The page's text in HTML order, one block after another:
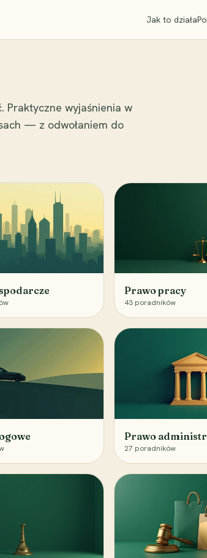
Jak to działa
Praktyczne wyjaśnienia w
— z odwołaniem do
Prawo pracy
43 poradników
Prawo
27 poradników